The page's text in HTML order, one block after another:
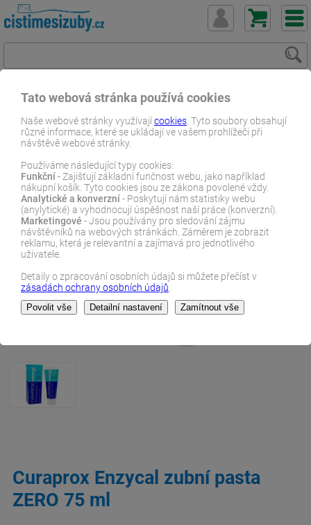
Tato webová stránka používá cookies
Naše webové stránky využívajícookies . Tyto soubory obsahují
různé informace, které se ukládají ve vašem prohlížeči při
návštěvě webové stránky.
Používáme následující typy cookies:
Funkční- Zajišťují základní funčnost webu, jako například
nákupní košík. Tyto cookies jsou ze zákona povolené vždy.
Analytické a konverzní- Poskytují nám statistiky webu
(anylytické) a vyhodnocují úspěšnost naší práce (konverzní).
Marketingové - Jsou používány pro sledování zájmu
návštěvníků na webových stránkách. Záměrem je zobrazit
reklamu, která je relevantní a zajímavá pro jednotlivého
uživatele.
Detaily o zpracování osobních údajů si můžete přečíst v
zásadách ochrany osobních údajů
ČistímeSiZuby.cz E-shop Dentální zboží
Zubní pasty
Curaprox Enzycal zubní pasta ZERO 75 ml
E-SHOP
Curaprox Enzycal zubní pasta
ZERO 75 ml